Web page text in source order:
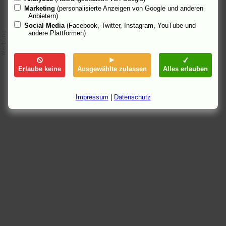
Marketing (personalisierte Anzeigen von Google und anderen
Anbietern)
Social Media (Facebook, Twitter, Instagram, YouTube und
andere Plattformen)
Erlaube keine Ausgewählte zulassen Alles erlauben
Impressum Datenschutz